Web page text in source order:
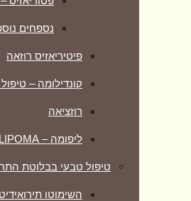
נספחים
פיטיריאזיס רוזאה
קונדילומה –
רוזציאה
ליפומה – LIPOMA
טיפול טבעי בבלוטת
השימוטו